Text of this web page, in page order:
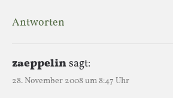
Antworten
zaeppelinsagt:
28. November 2008 um 8:47 Uhr